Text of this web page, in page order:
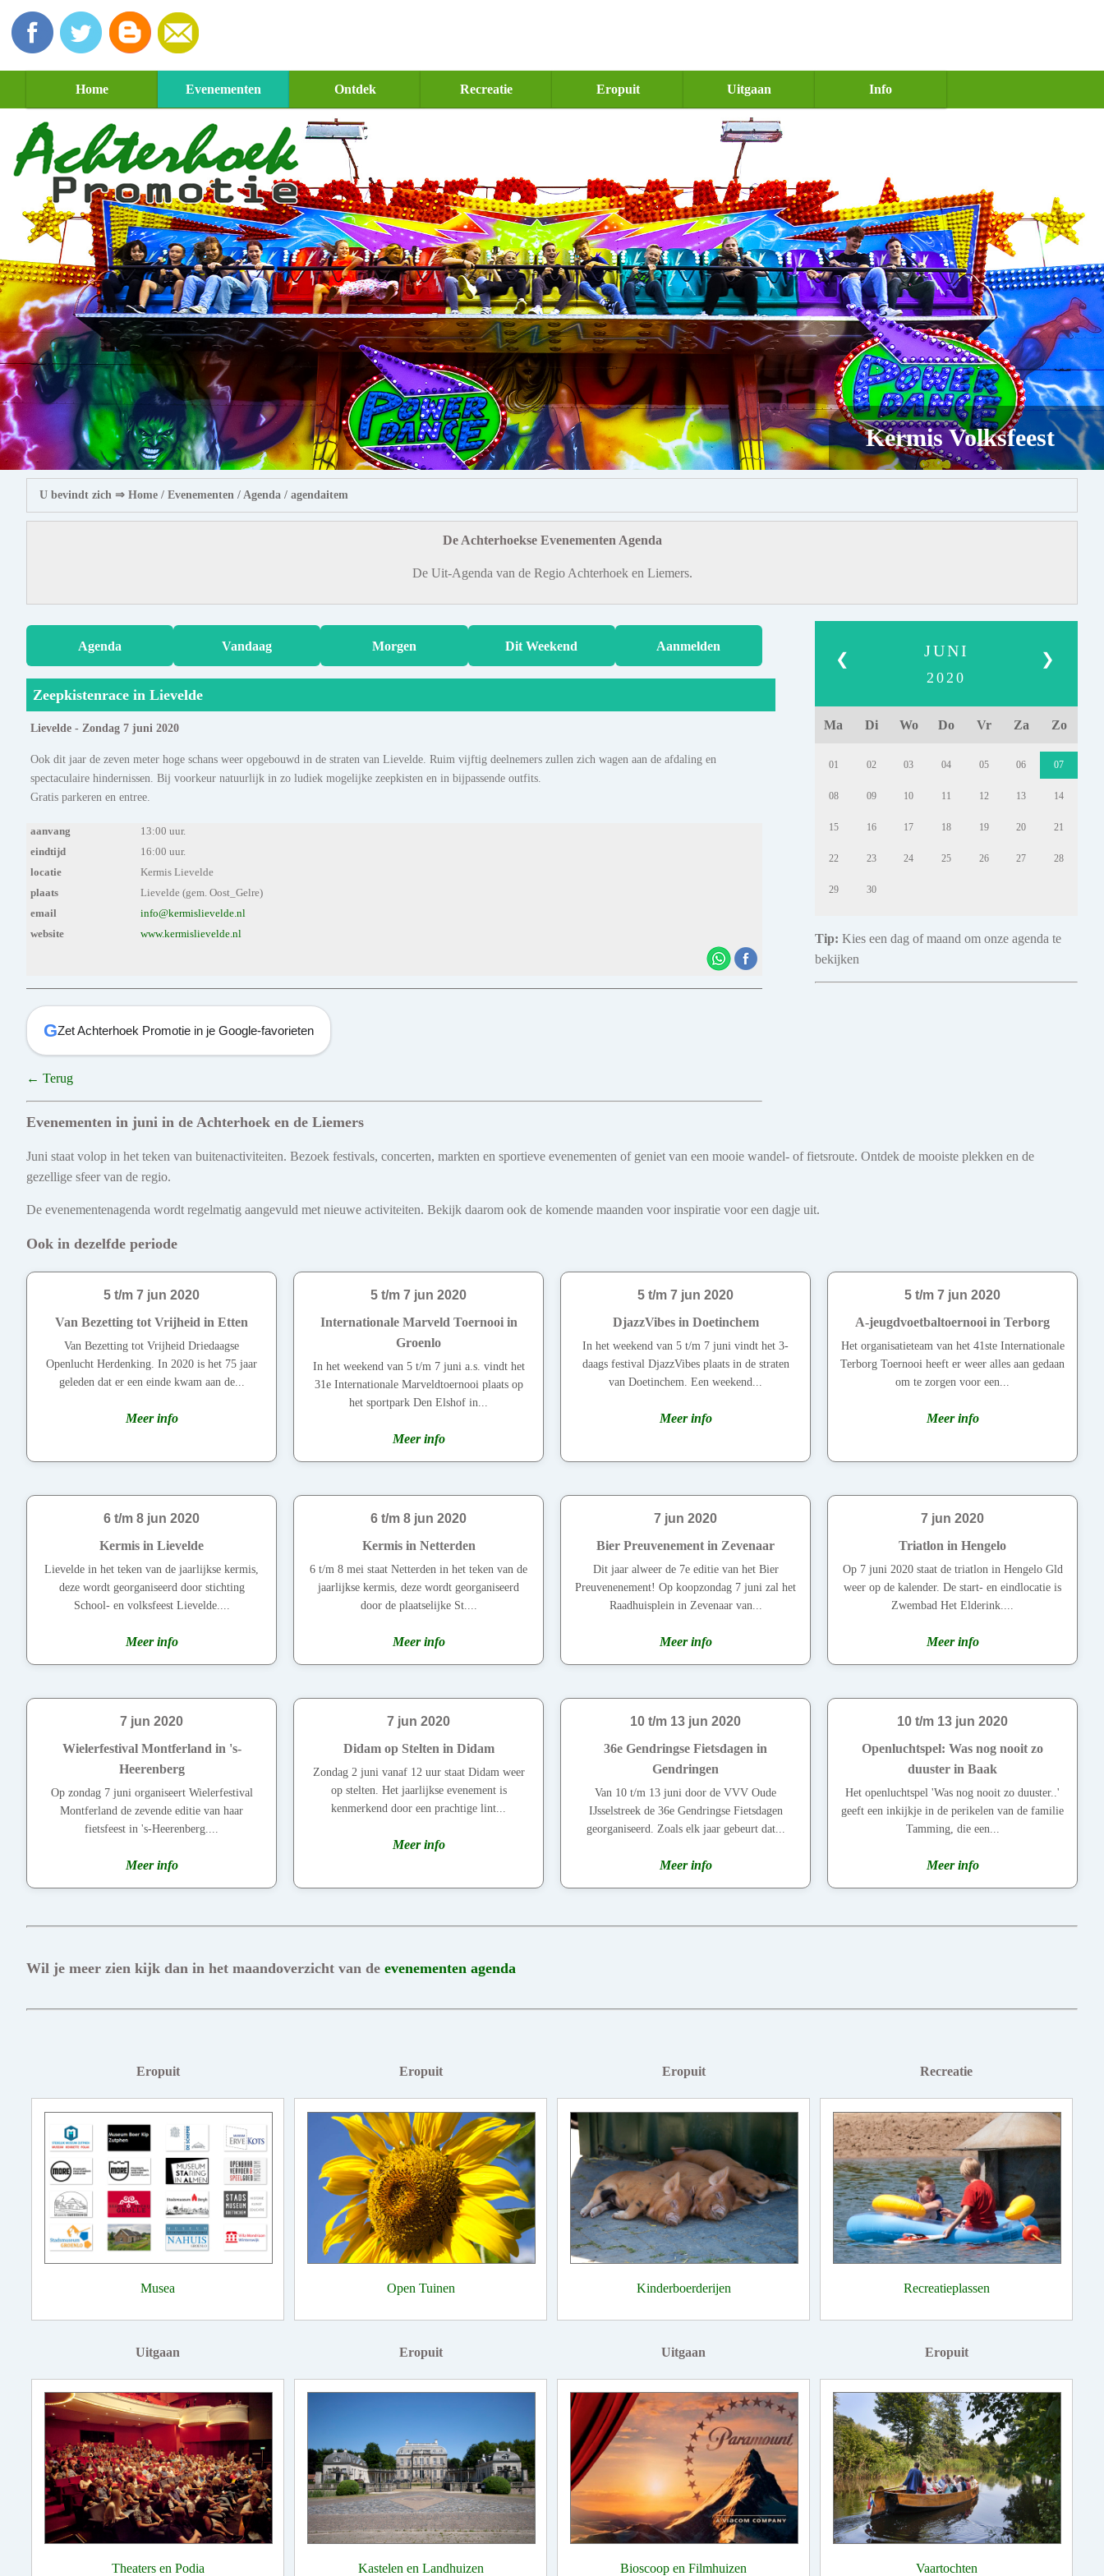
Home Evenementen Ontdek Recreatie Eropuit Uitgaan Info
Kermis Volksfeest
U bevindt zich ⇒ Home / Evenementen / Agenda / agendaitem
De Achterhoekse Evenementen Agenda
De Uit-Agenda van de Regio Achterhoek en Liemers.
Agenda Vandaag Morgen Dit Weekend Aanmelden
Zeepkistenrace in Lievelde
Lievelde - Zondag 7 juni 2020
Ook dit jaar de zeven meter hoge schans weer opgebouwd in de straten van Lievelde. Ruim vijftig deelnemers zullen zich wagen aan de afdaling en
spectaculaire hindernissen. Bij voorkeur natuurlijk in zo ludiek mogelijke zeepkisten en in bijpassende outfits.
Gratis parkeren en entree.
aanvang
13:00 uur.
eindtijd
16:00 uur.
locatie
Kermis Lievelde
plaats
Lievelde (gem. Oost_Gelre)
email
info@kermislievelde.nl
website
www.kermislievelde.nl
GZet Achterhoek Promotie in je Google-favorieten
← Terug
❮ ❯
JUNI
2020
Ma Di Wo Do Vr Za Zo
01 02 03 04 05 06 07
08 09 10 11 12 13 14
15 16 17 18 19 20 21
22 23 24 25 26 27 28
29 30
Tip: Kies een dag of maand om onze agenda te
bekijken
Evenementen in juni in de Achterhoek en de Liemers
Juni staat volop in het teken van buitenactiviteiten. Bezoek festivals, concerten, markten en sportieve evenementen of geniet van een mooie wandel- of fietsroute. Ontdek de mooiste plekken en de
gezellige sfeer van de regio.
De evenementenagenda wordt regelmatig aangevuld met nieuwe activiteiten. Bekijk daarom ook de komende maanden voor inspiratie voor een dagje uit.
Ook in dezelfde periode
5 t/m 7 jun 2020
Van Bezetting tot Vrijheid in Etten
Van Bezetting tot Vrijheid Driedaagse
Openlucht Herdenking. In 2020 is het 75 jaar
geleden dat er een einde kwam aan de...
Meer info
5 t/m 7 jun 2020
Internationale Marveld Toernooi in
Groenlo
In het weekend van 5 t/m 7 juni a.s. vindt het
31e Internationale Marveldtoernooi plaats op
het sportpark Den Elshof in...
Meer info
5 t/m 7 jun 2020
DjazzVibes in Doetinchem
In het weekend van 5 t/m 7 juni vindt het 3-
daags festival DjazzVibes plaats in de straten
van Doetinchem. Een weekend...
Meer info
5 t/m 7 jun 2020
A-jeugdvoetbaltoernooi in Terborg
Het organisatieteam van het 41ste Internationale
Terborg Toernooi heeft er weer alles aan gedaan
om te zorgen voor een...
Meer info
6 t/m 8 jun 2020
Kermis in Lievelde
Lievelde in het teken van de jaarlijkse kermis,
deze wordt georganiseerd door stichting
School- en volksfeest Lievelde....
Meer info
6 t/m 8 jun 2020
Kermis in Netterden
6 t/m 8 mei staat Netterden in het teken van de
jaarlijkse kermis, deze wordt georganiseerd
door de plaatselijke St....
Meer info
7 jun 2020
Bier Preuvenement in Zevenaar
Dit jaar alweer de 7e editie van het Bier
Preuvenenement! Op koopzondag 7 juni zal het
Raadhuisplein in Zevenaar van...
Meer info
7 jun 2020
Triatlon in Hengelo
Op 7 juni 2020 staat de triatlon in Hengelo Gld
weer op de kalender. De start- en eindlocatie is
Zwembad Het Elderink....
Meer info
7 jun 2020
Wielerfestival Montferland in 's-
Heerenberg
Op zondag 7 juni organiseert Wielerfestival
Montferland de zevende editie van haar
fietsfeest in 's-Heerenberg....
Meer info
7 jun 2020
Didam op Stelten in Didam
Zondag 2 juni vanaf 12 uur staat Didam weer
op stelten. Het jaarlijkse evenement is
kenmerkend door een prachtige lint...
Meer info
10 t/m 13 jun 2020
36e Gendringse Fietsdagen in
Gendringen
Van 10 t/m 13 juni door de VVV Oude
IJsselstreek de 36e Gendringse Fietsdagen
georganiseerd. Zoals elk jaar gebeurt dat...
Meer info
10 t/m 13 jun 2020
Openluchtspel: Was nog nooit zo
duuster in Baak
Het openluchtspel 'Was nog nooit zo duuster..'
geeft een inkijkje in de perikelen van de familie
Tamming, die een...
Meer info
Wil je meer zien kijk dan in het maandoverzicht van de evenementen agenda
Eropuit
Musea
Eropuit
Open Tuinen
Eropuit
Kinderboerderijen
Recreatie
Recreatieplassen
Uitgaan
Theaters en Podia
Eropuit
Kastelen en Landhuizen
Uitgaan
Bioscoop en Filmhuizen
Eropuit
Vaartochten